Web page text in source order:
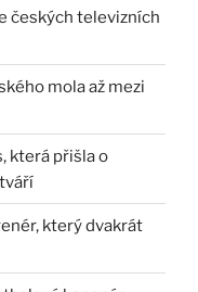
českých televizních
mola až mezi
která přišla o
který dvakrát